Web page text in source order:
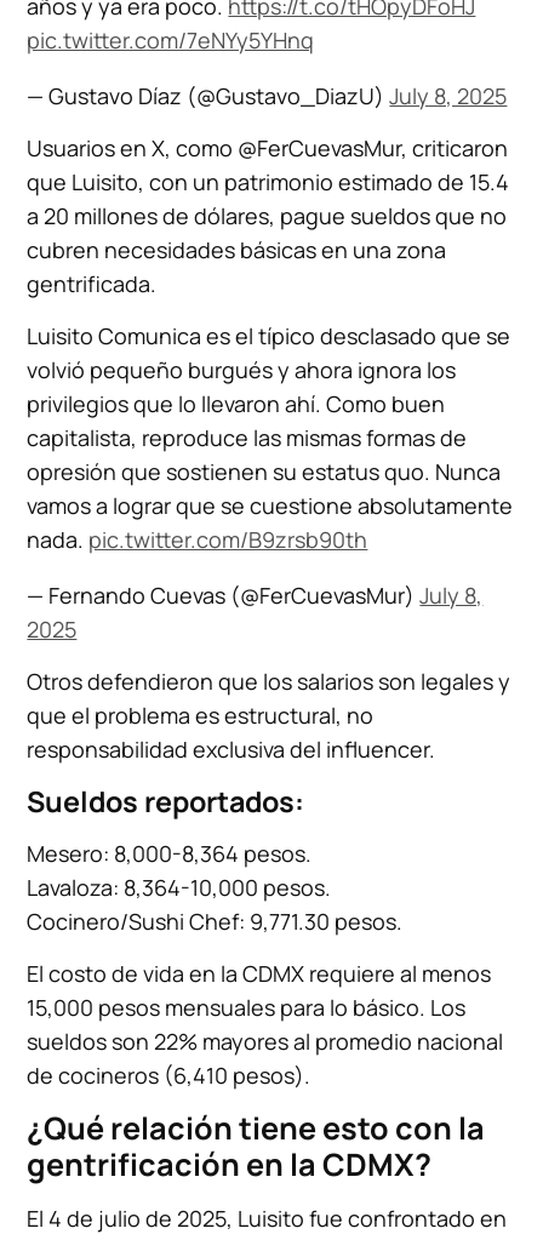
pic.twitter.com/7eNYy5YHnq
— Gustavo Díaz (@Gustavo_DiazU)July 8, 2025
Usuarios en X, como @FerCuevasMur, criticaron
que Luisito, con un patrimonio estimado de 15.4
a 20 millones de dólares, pague sueldos que no
cubren necesidades básicas en una zona
gentrificada.
Luisito Comunica es el típico desclasado que se
volvió pequeño burgués y ahora ignora los
privilegios que lo llevaron ahí. Como buen
capitalista, reproduce las mismas formas de
opresión que sostienen su estatus quo. Nunca
vamos a lograr que se cuestione absolutamente
nada. pic.twitter.com/B9zrsb90th
— Fernando Cuevas (@FerCuevasMur)July 8,
2025
Otros defendieron que los salarios son legales y
que el problema es estructural, no
responsabilidad exclusiva del influencer.
Sueldos reportados:
Mesero: 8,000-8,364 pesos.
Lavaloza: 8,364-10,000 pesos.
Cocinero/Sushi Chef: 9,771.30 pesos.
El costo de vida en la CDMX requiere al menos
15,000 pesos mensuales para lo básico. Los
sueldos son 22% mayores al promedio nacional
de cocineros (6,410 pesos).
¿Qué relación tiene esto con la
gentrificación en la CDMX?
El 4 de julio de 2025, Luisito fue confrontado en